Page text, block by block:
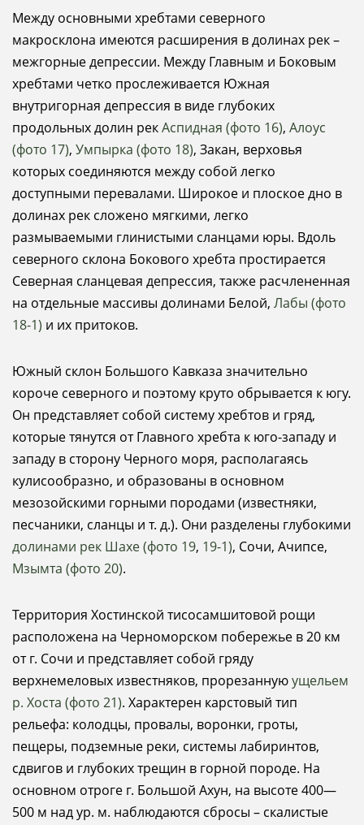
Между основными хребтами северного
макросклона имеются расширения в долинах рек –
межгорные депрессии. Между Главным и Боковым
хребтами четко прослеживается Южная
внутригорная депрессия в виде глубоких
продольных долин рекАспидная (фото 16), Алоус
(фото 17), Умпырка (фото 18), Закан, верховья
которых соединяются между собой легко
доступными перевалами. Широкое и плоское дно в
долинах рек сложено мягкими, легко
размываемыми глинистыми сланцами юры. Вдоль
северного склона Бокового хребта простирается
Северная сланцевая депрессия, также расчлененная
на отдельные массивы долинами Белой, Лабы (фото
18-1) и их притоков.
Южный склон Большого Кавказа значительно
короче северного и поэтому круто обрывается к югу.
Он представляет собой систему хребтов и гряд,
которые тянутся от Главного хребта к юго-западу и
западу в сторону Черного моря, располагаясь
кулисообразно, и образованы в основном
мезозойскими горными породами (известняки,
песчаники, сланцы и т. д.). Они разделены глубокими
долинами рек Шахе (фото 19, 19-1), Сочи, Ачипсе,
Мзымта (фото 20).
Территория Хостинской тисосамшитовой рощи
расположена на Черноморском побережье в 20 км
от г. Сочи и представляет собой гряду
верхнемеловых известняков, прорезаннуюущельем
р. Хоста (фото 21). Характерен карстовый тип
рельефа: колодцы, провалы, воронки, гроты,
пещеры, подземные реки, системы лабиринтов,
сдвигов и глубоких трещин в горной породе. На
основном отроге г. Большой Ахун, на высоте 400—
500 м над ур. м. наблюдаются сбросы – скалистые